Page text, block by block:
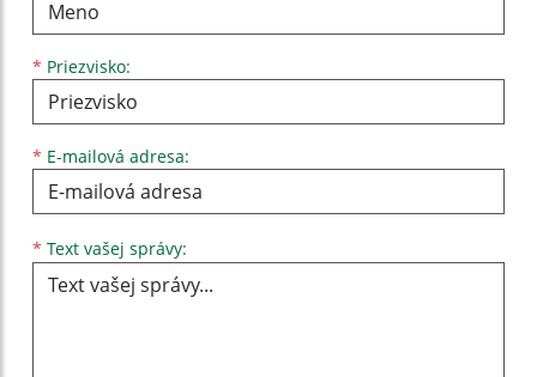
* Priezvisko:
* E-mailová adresa:
* Text vašej správy: